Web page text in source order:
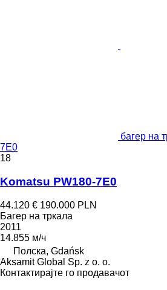
багер на
7E0
18
Komatsu PW180-7E0
44.120 € 190.000 PLN
Багер на тркала
2011
14.855 м/ч
Полска, Gdańsk
Aksamit Global Sp. z o. o.
Контактирајте го продавачот